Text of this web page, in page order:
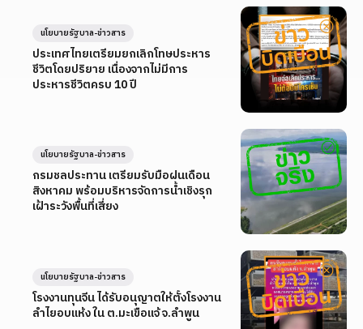
ประเทศไทยเตรียมยกเลิกโทษประหาร
ชีวิตโดยปริยาย เนื่องจากไม่มีการ
ประหารชีวิตครบ 10 ปี
นโยบายรัฐบาล-ข่าวสาร
กรมชลประทาน เตรียมรับมือฝนเดือน
สิงหาคม พร้อมบริหารจัดการน้ำเชิงรุก
เฝ้าระวังพื้นที่เสี่ยง
นโยบายรัฐบาล-ข่าวสาร
โรงงานทุนจีน ได้รับอนุญาตให้ตั้งโรงงาน
ลำไยอบแห้ง ใน ต.มะเขือแจ้ จ.ลำพูน
นโยบายรัฐบาล-ข่าวสาร